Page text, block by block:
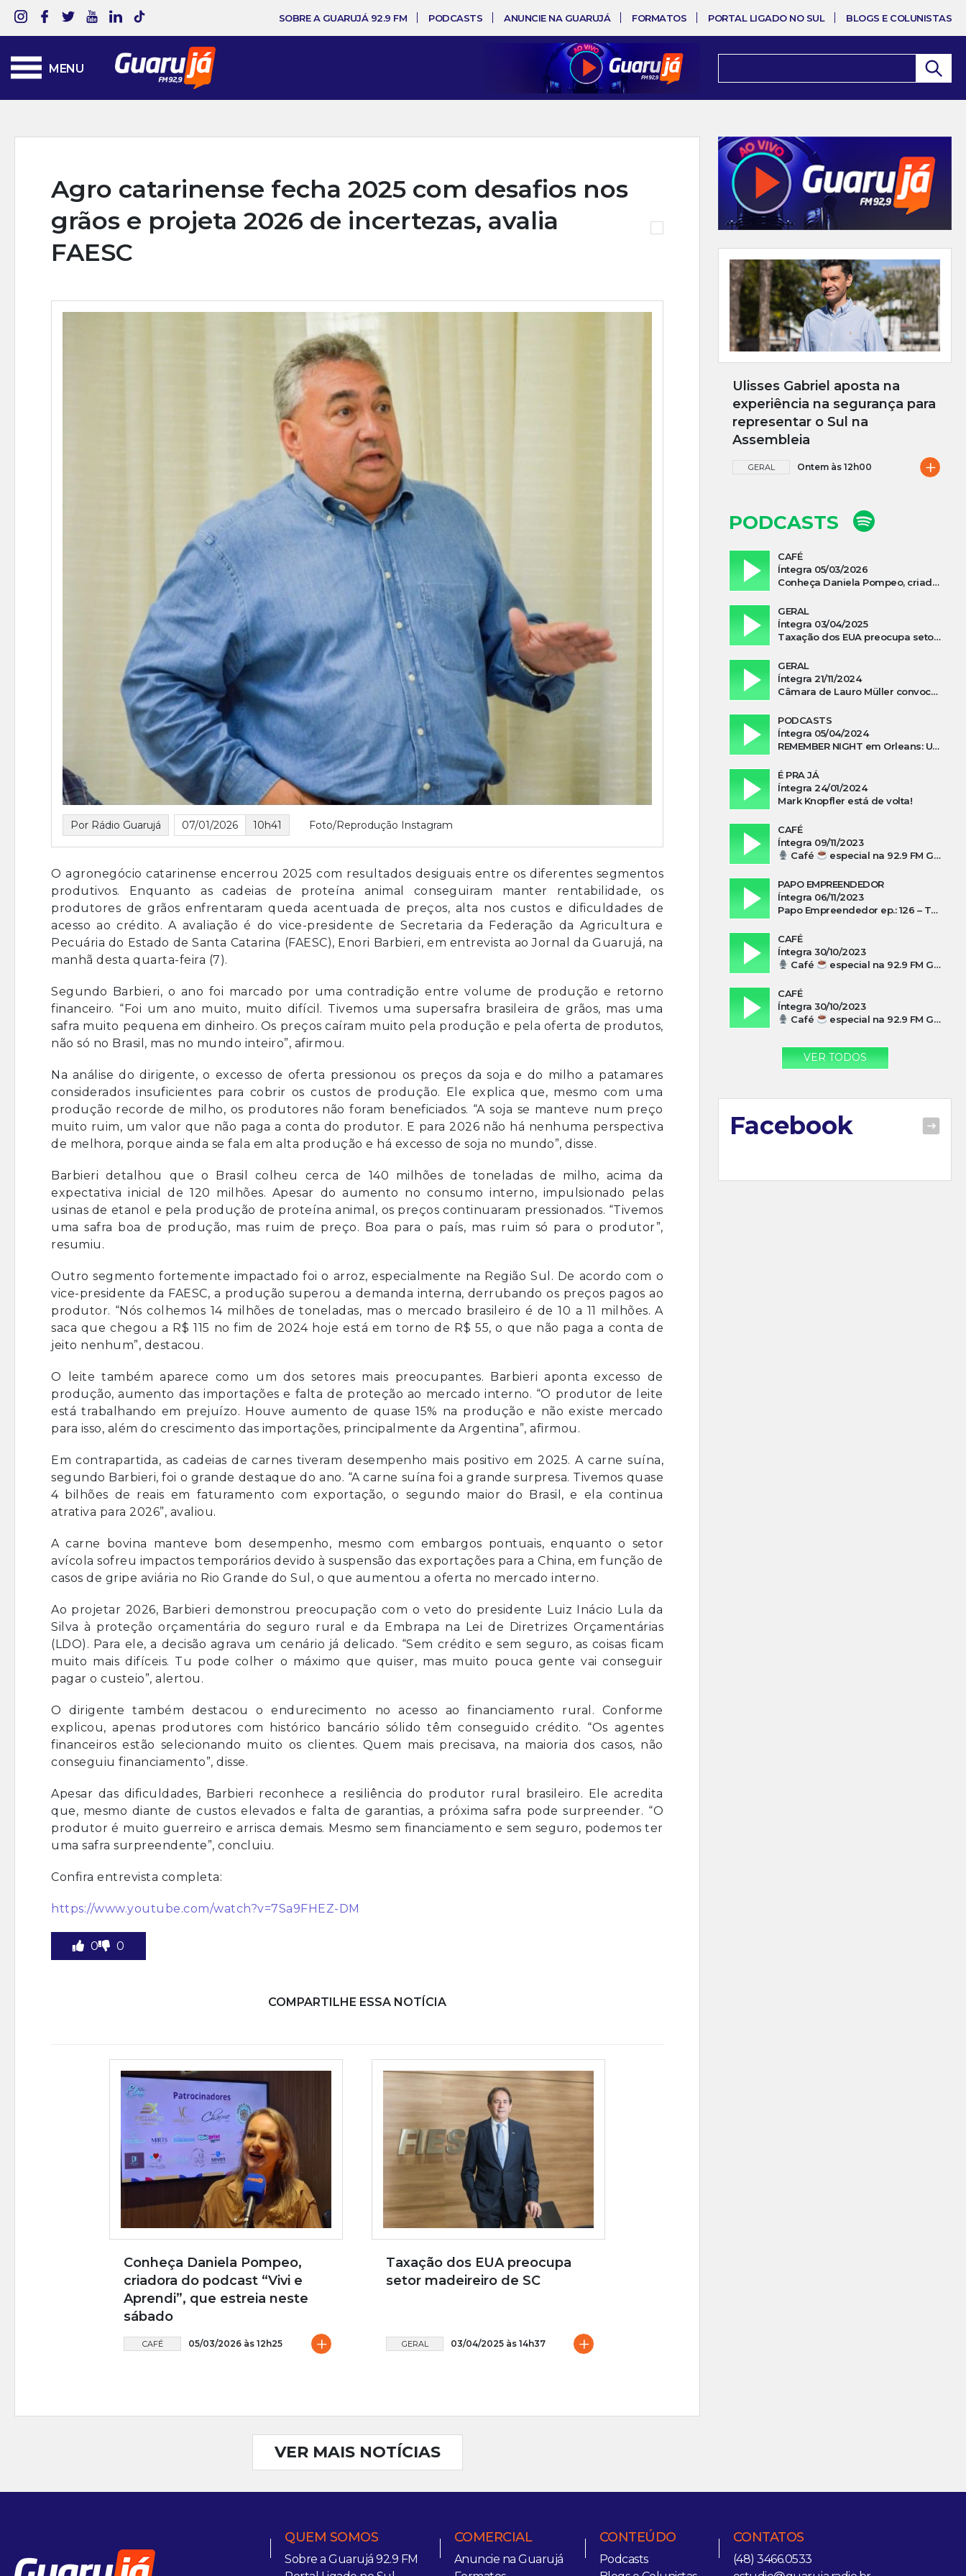
SOBRE A GUARUJÁ 92.9 FM PODCASTS ANUNCIE NA GUARUJÁ FORMATOS PORTAL LIGADO NO SUL BLOGS E COLUNISTAS
MENU
Agro catarinense fecha 2025 com desafios nos
grãos e projeta 2026 de incertezas, avalia
FAESC
Por Rádio Guarujá 07/01/2026 10h41 Foto/Reprodução Instagram
O agronegócio catarinense encerrou 2025 com resultados desiguais entre os diferentes segmentos
produtivos. Enquanto as cadeias de proteína animal conseguiram manter rentabilidade, os
produtores de grãos enfrentaram queda acentuada de preços, alta nos custos e dificuldades de
acesso ao crédito. A avaliação é do vice-presidente de Secretaria da Federação da Agricultura e
Pecuária do Estado de Santa Catarina (FAESC), Enori Barbieri, em entrevista ao Jornal da Guarujá, na
manhã desta quarta-feira (7).
Segundo Barbieri, o ano foi marcado por uma contradição entre volume de produção e retorno
financeiro. “Foi um ano muito, muito difícil. Tivemos uma supersafra brasileira de grãos, mas uma
safra muito pequena em dinheiro. Os preços caíram muito pela produção e pela oferta de produtos,
não só no Brasil, mas no mundo inteiro”, afirmou.
Na análise do dirigente, o excesso de oferta pressionou os preços da soja e do milho a patamares
considerados insuficientes para cobrir os custos de produção. Ele explica que, mesmo com uma
produção recorde de milho, os produtores não foram beneficiados. “A soja se manteve num preço
muito ruim, um valor que não paga a conta do produtor. E para 2026 não há nenhuma perspectiva
de melhora, porque ainda se fala em alta produção e há excesso de soja no mundo”, disse.
Barbieri detalhou que o Brasil colheu cerca de 140 milhões de toneladas de milho, acima da
expectativa inicial de 120 milhões. Apesar do aumento no consumo interno, impulsionado pelas
usinas de etanol e pela produção de proteína animal, os preços continuaram pressionados. “Tivemos
uma safra boa de produção, mas ruim de preço. Boa para o país, mas ruim só para o produtor”,
resumiu.
Outro segmento fortemente impactado foi o arroz, especialmente na Região Sul. De acordo com o
vice-presidente da FAESC, a produção superou a demanda interna, derrubando os preços pagos ao
produtor. “Nós colhemos 14 milhões de toneladas, mas o mercado brasileiro é de 10 a 11 milhões. A
saca que chegou a R$ 115 no fim de 2024 hoje está em torno de R$ 55, o que não paga a conta de
jeito nenhum”, destacou.
O leite também aparece como um dos setores mais preocupantes. Barbieri aponta excesso de
produção, aumento das importações e falta de proteção ao mercado interno. “O produtor de leite
está trabalhando em prejuízo. Houve aumento de quase 15% na produção e não existe mercado
para isso, além do crescimento das importações, principalmente da Argentina”, afirmou.
Em contrapartida, as cadeias de carnes tiveram desempenho mais positivo em 2025. A carne suína,
segundo Barbieri, foi o grande destaque do ano. “A carne suína foi a grande surpresa. Tivemos quase
4 bilhões de reais em faturamento com exportação, o segundo maior do Brasil, e ela continua
atrativa para 2026”, avaliou.
A carne bovina manteve bom desempenho, mesmo com embargos pontuais, enquanto o setor
avícola sofreu impactos temporários devido à suspensão das exportações para a China, em função de
casos de gripe aviária no Rio Grande do Sul, o que aumentou a oferta no mercado interno.
Ao projetar 2026, Barbieri demonstrou preocupação com o veto do presidente Luiz Inácio Lula da
Silva à proteção orçamentária do seguro rural e da Embrapa na Lei de Diretrizes Orçamentárias
(LDO). Para ele, a decisão agrava um cenário já delicado. “Sem crédito e sem seguro, as coisas ficam
muito mais difíceis. Tu pode colher o máximo que quiser, mas muito pouca gente vai conseguir
pagar o custeio”, alertou.
O dirigente também destacou o endurecimento no acesso ao financiamento rural. Conforme
explicou, apenas produtores com histórico bancário sólido têm conseguido crédito. “Os agentes
financeiros estão selecionando muito os clientes. Quem mais precisava, na maioria dos casos, não
conseguiu financiamento”, disse.
Apesar das dificuldades, Barbieri reconhece a resiliência do produtor rural brasileiro. Ele acredita
que, mesmo diante de custos elevados e falta de garantias, a próxima safra pode surpreender. “O
produtor é muito guerreiro e arrisca demais. Mesmo sem financiamento e sem seguro, podemos ter
uma safra surpreendente”, concluiu.
Confira entrevista completa:
https://www.youtube.com/watch?v=7Sa9FHEZ-DM
0 0
COMPARTILHE ESSA NOTÍCIA
Conheça Daniela Pompeo,
criadora do podcast “Vivi e
Aprendi”, que estreia neste
sábado
CAFÉ 05/03/2026 às 12h25 +
Taxação dos EUA preocupa
setor madeireiro de SC
GERAL 03/04/2025 às 14h37 +
VER MAIS NOTÍCIAS
Ulisses Gabriel aposta na
experiência na segurança para
representar o Sul na
Assembleia
GERAL Ontem às 12h00 +
PODCASTS
CAFÉ
Íntegra 05/03/2026
Conheça Daniela Pompeo, criadora do podcast “Vivi e Aprendi”, que estreia neste sábado
GERAL
Íntegra 03/04/2025
Taxação dos EUA preocupa setor madeireiro de SC
GERAL
Íntegra 21/11/2024
Câmara de Lauro Müller convoca prefeita para esclarecer falta d’água no Guatá
PODCASTS
Íntegra 05/04/2024
REMEMBER NIGHT em Orleans: Uma noite de tributo ao ABBA e aos anos 80
É PRA JÁ
Íntegra 24/01/2024
Mark Knopfler está de volta!
CAFÉ
Íntegra 09/11/2023
Café
especial na 92.9 FM Guarujá com Kuki Savi Mondo
PAPO EMPREENDEDOR
Íntegra 06/11/2023
Papo Empreendedor ep.: 126 – Thayni Librelato Sérgio Rodrigues Alves, Isadora Arns, Lilian Guthron Koslowski e Edio Kunhasky Junior sobre “O poder do associativismo na promoção de oportunidades”
CAFÉ
Íntegra 30/10/2023
Café
especial na 92.9 FM Guarujá com Silvio Machado
CAFÉ
Íntegra 30/10/2023
Café
especial na 92.9 FM Guarujá com Paulo Cesar Leandres
VER TODOS
Facebook
QUEM SOMOS
Sobre a Guarujá 92.9 FM
COMERCIAL
Anuncie na Guarujá
CONTEÚDO
Podcasts
CONTATOS
(48) 3466.0533